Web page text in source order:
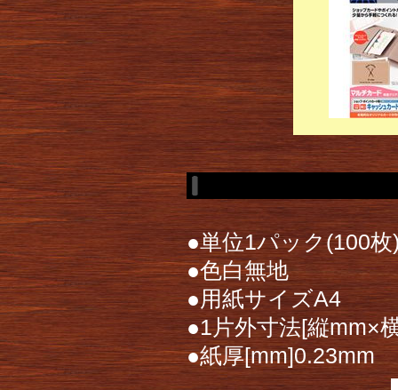
●単位1パック(100枚
●色白無地
●用紙サイズA4
●1片外寸法[縦mm×
●紙厚[mm]0.23mm